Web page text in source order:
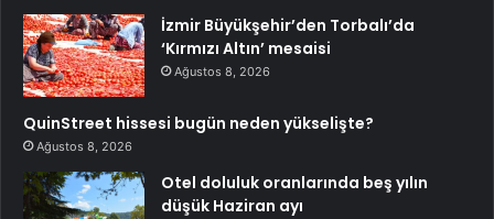
İzmir Büyükşehir’den Torbalı’da
‘Kırmızı Altın’ mesaisi
Ağustos 8, 2026
QuinStreet hissesi bugün neden yükselişte?
Ağustos 8, 2026
Otel doluluk oranlarında beş yılın
düşük Haziran ayı